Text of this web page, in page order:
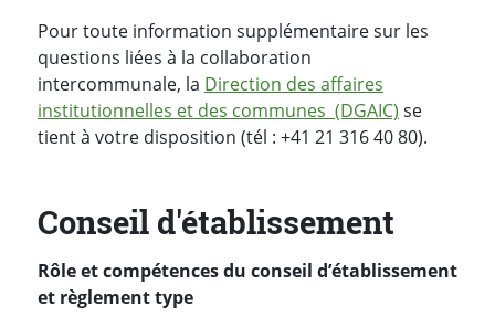
Pour toute information supplémentaire sur les
questions liées à la collaboration
intercommunale, la Direction des affaires
institutionnelles et des communes (DGAIC) se
tient à votre disposition (tél : +41 21 316 40 80).
Conseil d'établissement
Rôle et compétences du conseil d’établissement
et règlement type